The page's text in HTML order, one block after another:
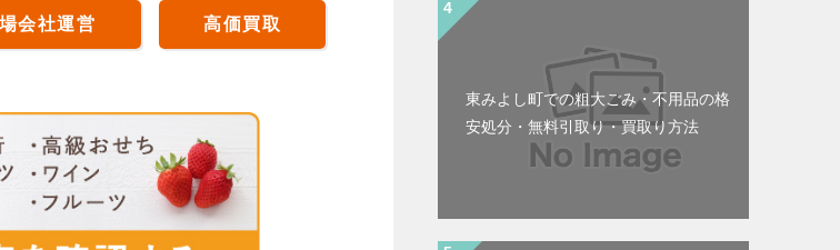
場会社運営 高価買取
東みよし町での粗大ごみ・不用品の格
安処分・無料引取り・買取り方法